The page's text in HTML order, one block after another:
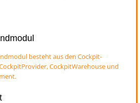
besteht aus den Cockpit-
CockpitWarehouse und